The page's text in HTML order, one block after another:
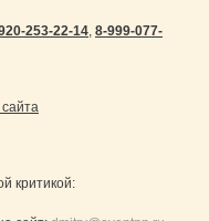
253-22-14, 8-999-077-
сайта
критикой: